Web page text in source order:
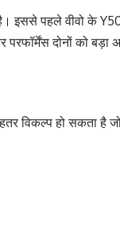
इससे पहले वीवो के
दोनों को बड़ा
विकल्प हो सकता है